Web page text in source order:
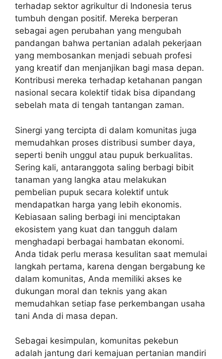
terhadap sektor agrikultur di Indonesia terus
tumbuh dengan positif. Mereka berperan
sebagai agen perubahan yang mengubah
pandangan bahwa pertanian adalah pekerjaan
yang membosankan menjadi sebuah profesi
yang kreatif dan menjanjikan bagi masa depan.
Kontribusi mereka terhadap ketahanan pangan
nasional secara kolektif tidak bisa dipandang
sebelah mata di tengah tantangan zaman.
Sinergi yang tercipta di dalam komunitas juga
memudahkan proses distribusi sumber daya,
seperti benih unggul atau pupuk berkualitas.
Sering kali, antaranggota saling berbagi bibit
tanaman yang langka atau melakukan
pembelian pupuk secara kolektif untuk
mendapatkan harga yang lebih ekonomis.
Kebiasaan saling berbagi ini menciptakan
ekosistem yang kuat dan tangguh dalam
menghadapi berbagai hambatan ekonomi.
Anda tidak perlu merasa kesulitan saat memulai
langkah pertama, karena dengan bergabung ke
dalam komunitas, Anda memiliki akses ke
dukungan moral dan teknis yang akan
memudahkan setiap fase perkembangan usaha
tani Anda di masa depan.
Sebagai kesimpulan, komunitas pekebun
adalah jantung dari kemajuan pertanian mandiri